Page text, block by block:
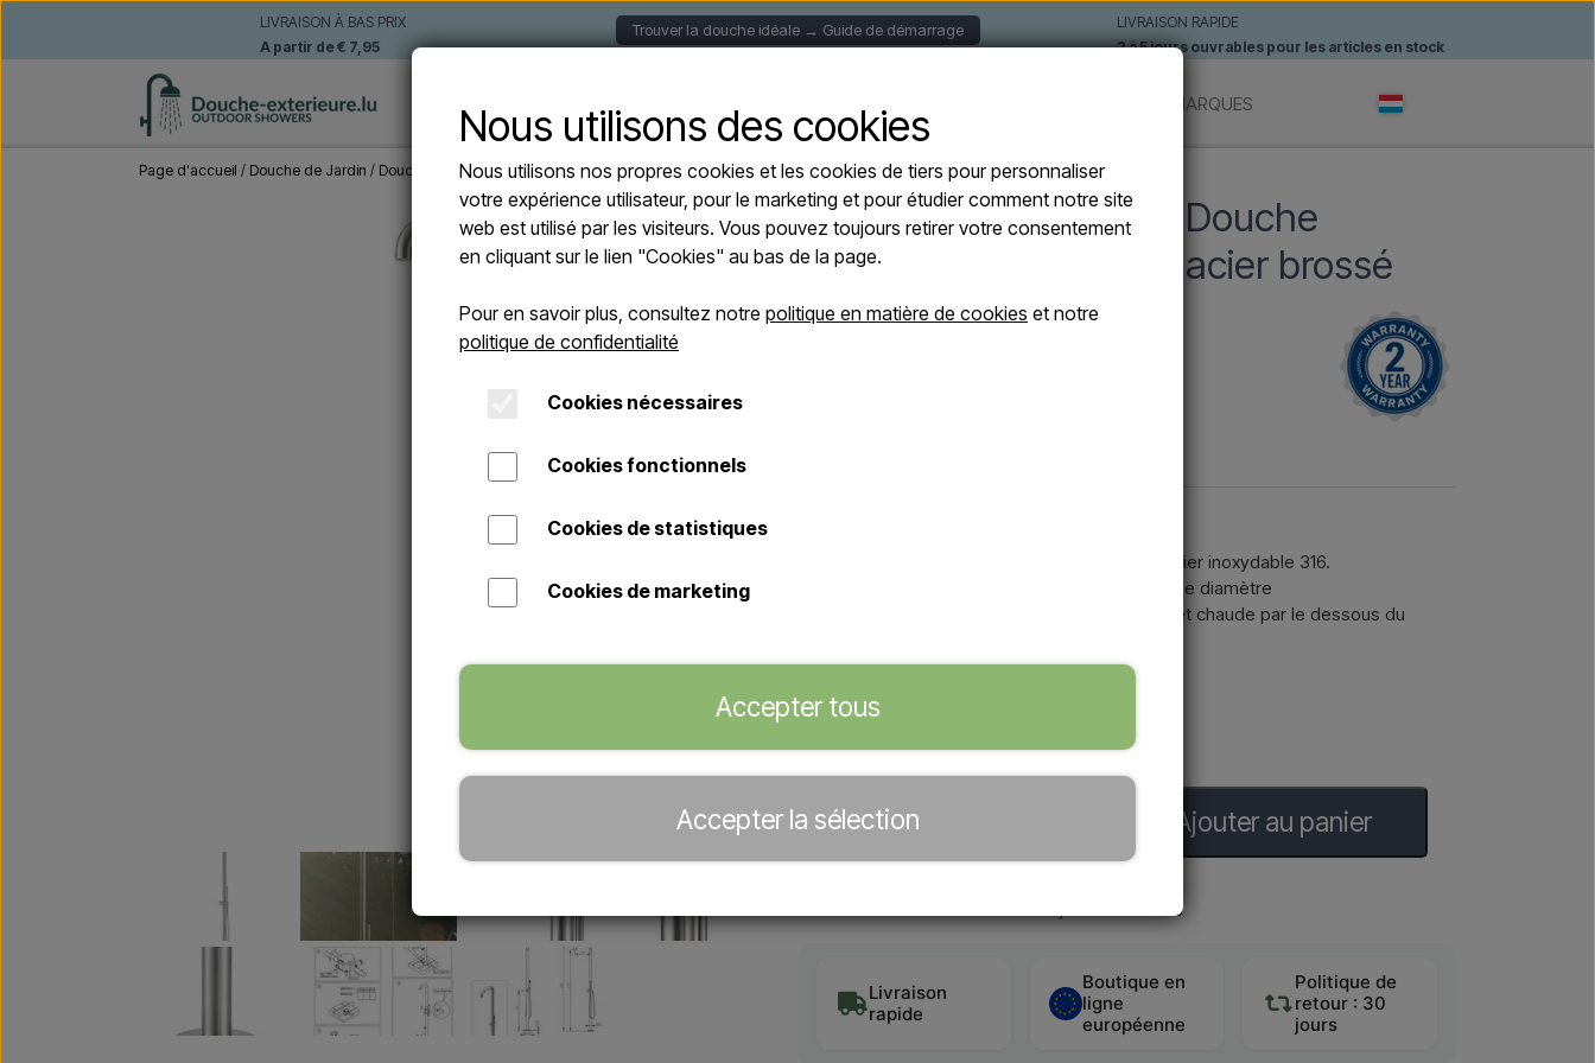
LIVRAISON À BAS PRIX
A partir de € 7,95
Trouver la douche idéale → Guide de démarrage
LIVRAISON RAPIDE
2 à 5 jours ouvrables pour les articles en stock
MARQUES
Page d'accueil Douche de Jardin Douches autoportantes Sined SASSARI INOX - Douche d'extérieur classique - acier brossé
OFFRES -10%
Sined SASSARI INOX - Douche
d'extérieur classique - acier brossé
€ 2.100,00
Douche d'extérieur Sined Sassari Inox en acier inoxydable 316.
Douche avec pomme de douche de 6 cm de diamètre
Préparée pour l'alimentation en eau froide et chaude par le dessous du
Concessionnaire officiel de
− Ajouter au panier
5-7 jours ouvrables
Livraison
rapide
Boutique en
ligne
européenne
Politique de
retour : 30
jours
Nous utilisons des cookies
Nous utilisons nos propres cookies et les cookies de tiers pour personnaliser
votre expérience utilisateur, pour le marketing et pour étudier comment notre site
web est utilisé par les visiteurs. Vous pouvez toujours retirer votre consentement
en cliquant sur le lien "Cookies" au bas de la page.
Pour en savoir plus, consultez notre politique en matière de cookies et notre
politique de confidentialité
Cookies nécessaires
Cookies fonctionnels
Cookies de statistiques
Cookies de marketing
Accepter tous
Accepter la sélection